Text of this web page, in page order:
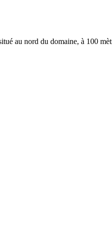
au nord du domaine, à 100